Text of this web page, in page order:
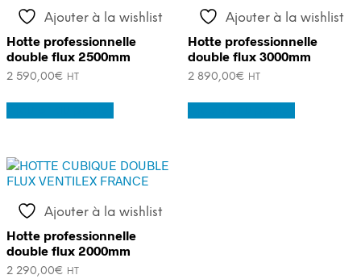
Ajouter à la wishlist
Hotte professionnelle
double flux 2500mm
2 590,00€ HT
Ajouter à la wishlist
Hotte professionnelle
double flux 3000mm
2 890,00€ HT
Ajouter à la wishlist
Hotte professionnelle
double flux 2000mm
2 290,00€ HT